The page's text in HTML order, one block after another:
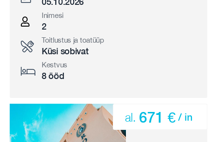
Inimesi
2
Toitlustus ja toatüüp
Küsi sobivat
Kestvus
8 ööd
al. 671 € / in